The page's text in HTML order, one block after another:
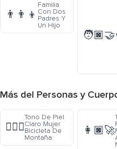
👨‍👨‍👦
Familia
Con Dos
Padres Y
Un Hijo
Más del Personas y
🚵🏻‍♀️
Tono De Piel
Claro Mujer
Bicicleta De
Montaña
👩🏿‍🚀